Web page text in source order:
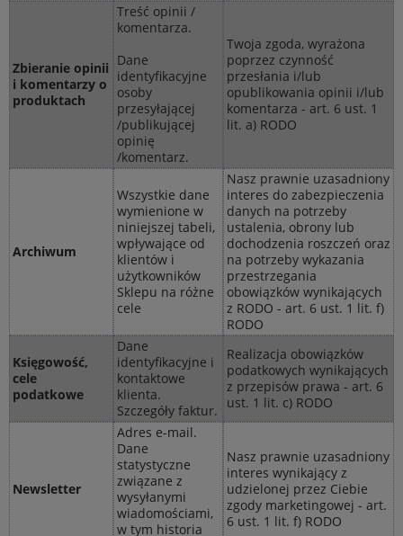
Zbieranie opinii
i komentarzy o
produktach
Treść opinii /
komentarza.
Dane
identyfikacyjne
osoby
przesyłającej
/publikującej
opinię
/komentarz.
Twoja zgoda, wyrażona
poprzez czynność
przesłania i/lub
opublikowania opinii i/lub
komentarza - art. 6 ust. 1
lit. a) RODO
Archiwum
Wszystkie dane
wymienione w
niniejszej tabeli,
wpływające od
klientów i
użytkowników
Sklepu na różne
cele
Nasz prawnie uzasadniony
interes do zabezpieczenia
danych na potrzeby
ustalenia, obrony lub
dochodzenia roszczeń oraz
na potrzeby wykazania
przestrzegania
obowiązków wynikających
z RODO - art. 6 ust. 1 lit. f)
RODO
Księgowość,
cele
podatkowe
Dane
identyfikacyjne i
kontaktowe
klienta.
Szczegóły faktur.
Realizacja obowiązków
podatkowych wynikających
z przepisów prawa - art. 6
ust. 1 lit. c) RODO
Newsletter
Adres e-mail.
Dane
statystyczne
związane z
wysyłanymi
wiadomościami,
w tym historia
Nasz prawnie uzasadniony
interes wynikający z
udzielonej przez Ciebie
zgody marketingowej - art.
6 ust. 1 lit. f) RODO